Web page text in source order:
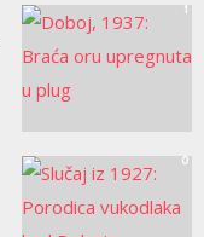
1
0